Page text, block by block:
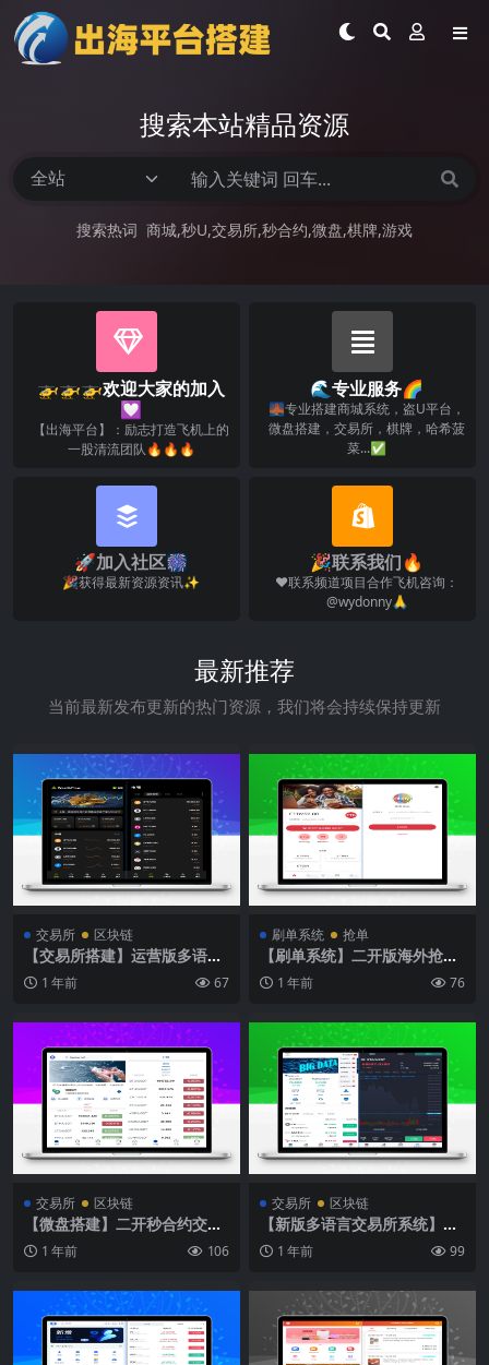
搜索本站精品资源
搜索热词 商城 秒U 交易所 秒合约 微盘 棋牌 游戏
🚁🚁🚁欢迎大家的加入
💟
【出海平台】：励志打造飞机上的
一股清流团队🔥🔥🔥
🌊专业服务🌈
🌉专业搭建商城系统，盗U平台，
微盘搭建，交易所，棋牌，哈希菠
菜...✅
🚀加入社区🎆
🎉获得最新资源资讯✨
🎉联系我们🔥
❤️联系频道项目合作飞机咨询：
@wydonny🙏
最新推荐
当前最新发布更新的热门资源，我们将会持续保持更新
交易所 区块链
【交易所搭建】运营版多语言
交易所源码/虚拟币/借贷/质
押/场控输赢/模拟账号
1 年前 67
刷单系统 抢单
【刷单系统】二开版海外抢单
刷单系统/用户风险值/叠加组/
打针/运营版
1 年前 76
交易所 区块链
【微盘搭建】二开秒合约交易
所源码前后端开源vue工程完
美运营版
1 年前 106
交易所 区块链
【新版多语言交易所系统】区
块链外汇交易+期权合约交易
+机器人+币币交易
1 年前 99